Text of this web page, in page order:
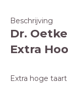
Beschrijving
Dr.
Extra
Extra hoge